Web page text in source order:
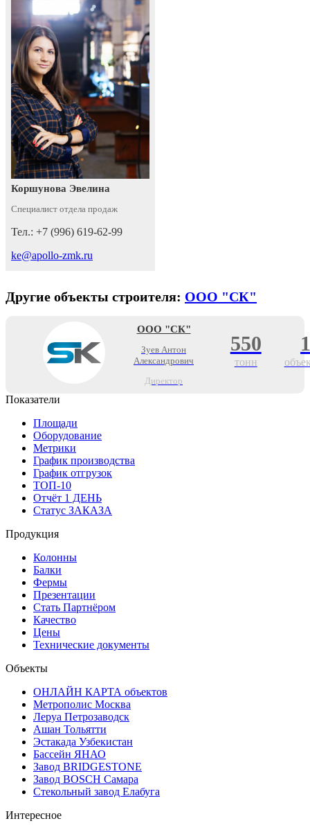
Коршунова Эвелина
Специалист отдела продаж
Тел.: +7 (996) 619-62-99
ke@apollo-zmk.ru
Другие объекты строителя: ООО "СК"
ООО "СК"
Зуев Антон
Александрович
Директор
550
тонн
Показатели
Площади
Оборудование
Метрики
График производства
График отгрузок
ТОП-10
Отчёт 1 ДЕНЬ
Статус ЗАКАЗА
Продукция
Колонны
Балки
Фермы
Презентации
Стать Партнёром
Качество
Цены
Технические документы
Объекты
ОНЛАЙН КАРТА объектов
Метрополис Москва
Леруа Петрозаводск
Ашан Тольятти
Эстакада Узбекистан
Бассейн ЯНАО
Завод BRIDGESTONE
Завод BOSCH Самара
Стекольный завод Елабуга
Интересное